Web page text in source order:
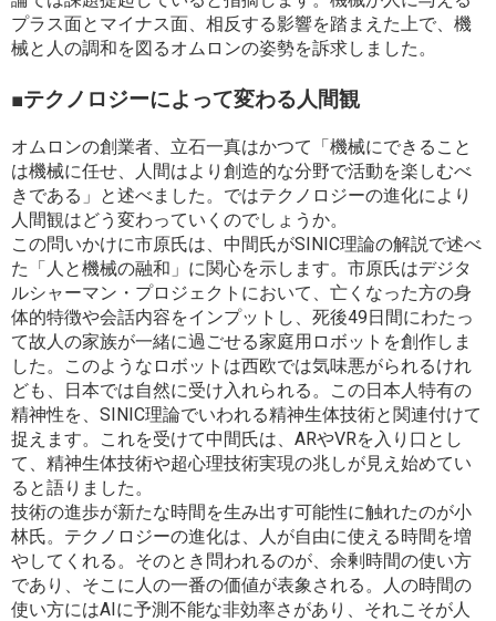
プラス面とマイナス面、相反する影響を踏まえた上で、機
械と人の調和を図るオムロンの姿勢を訴求しました。
■テクノロジーによって変わる人間観
オムロンの創業者、立石一真はかつて「機械にできること
は機械に任せ、人間はより創造的な分野で活動を楽しむべ
きである」と述べました。ではテクノロジーの進化により
人間観はどう変わっていくのでしょうか。
この問いかけに市原氏は、中間氏がSINIC理論の解説で述べ
た「人と機械の融和」に関心を示します。市原氏はデジタ
ルシャーマン・プロジェクトにおいて、亡くなった方の身
体的特徴や会話内容をインプットし、死後49日間にわたっ
て故人の家族が一緒に過ごせる家庭用ロボットを創作しま
した。このようなロボットは西欧では気味悪がられるけれ
ども、日本では自然に受け入れられる。この日本人特有の
精神性を、SINIC理論でいわれる精神生体技術と関連付けて
捉えます。これを受けて中間氏は、ARやVRを入り口とし
て、精神生体技術や超心理技術実現の兆しが見え始めてい
ると語りました。
技術の進歩が新たな時間を生み出す可能性に触れたのが小
林氏。テクノロジーの進化は、人が自由に使える時間を増
やしてくれる。そのとき問われるのが、余剰時間の使い方
であり、そこに人の一番の価値が表象される。人の時間の
使い方にはAIに予測不能な非効率さがあり、それこそが人